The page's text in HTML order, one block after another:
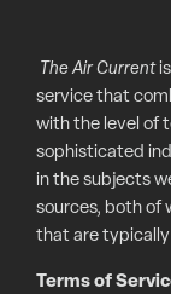
The Air Current
service that
with the level of
sophisticated
in the subjects
sources, both of
that are
Terms of